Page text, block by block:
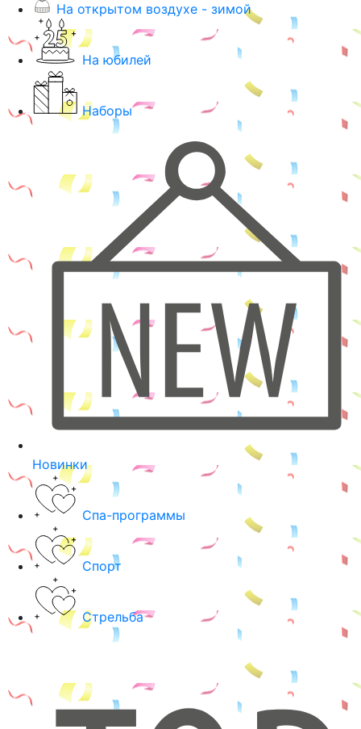
На открытом воздухе - зимой
На юбилей
Наборы
Новинки
Спа-программы
Спорт
Стрельба